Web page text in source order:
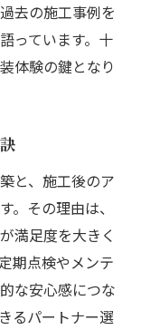
去の施工事例を
っています。十
体験の鍵となり
と、施工後のア
。その理由は、
満足度を大きく
期点検やメンテ
な安心感につな
るパートナー選